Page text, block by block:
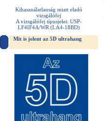
Kihasználatlanság miatt eladó
vizsgálófej
A vizsgálófej típusjelei: USP-
LF4IF4A/WR (LA4-18BD)
Mit is jelent az 5D ultrahang